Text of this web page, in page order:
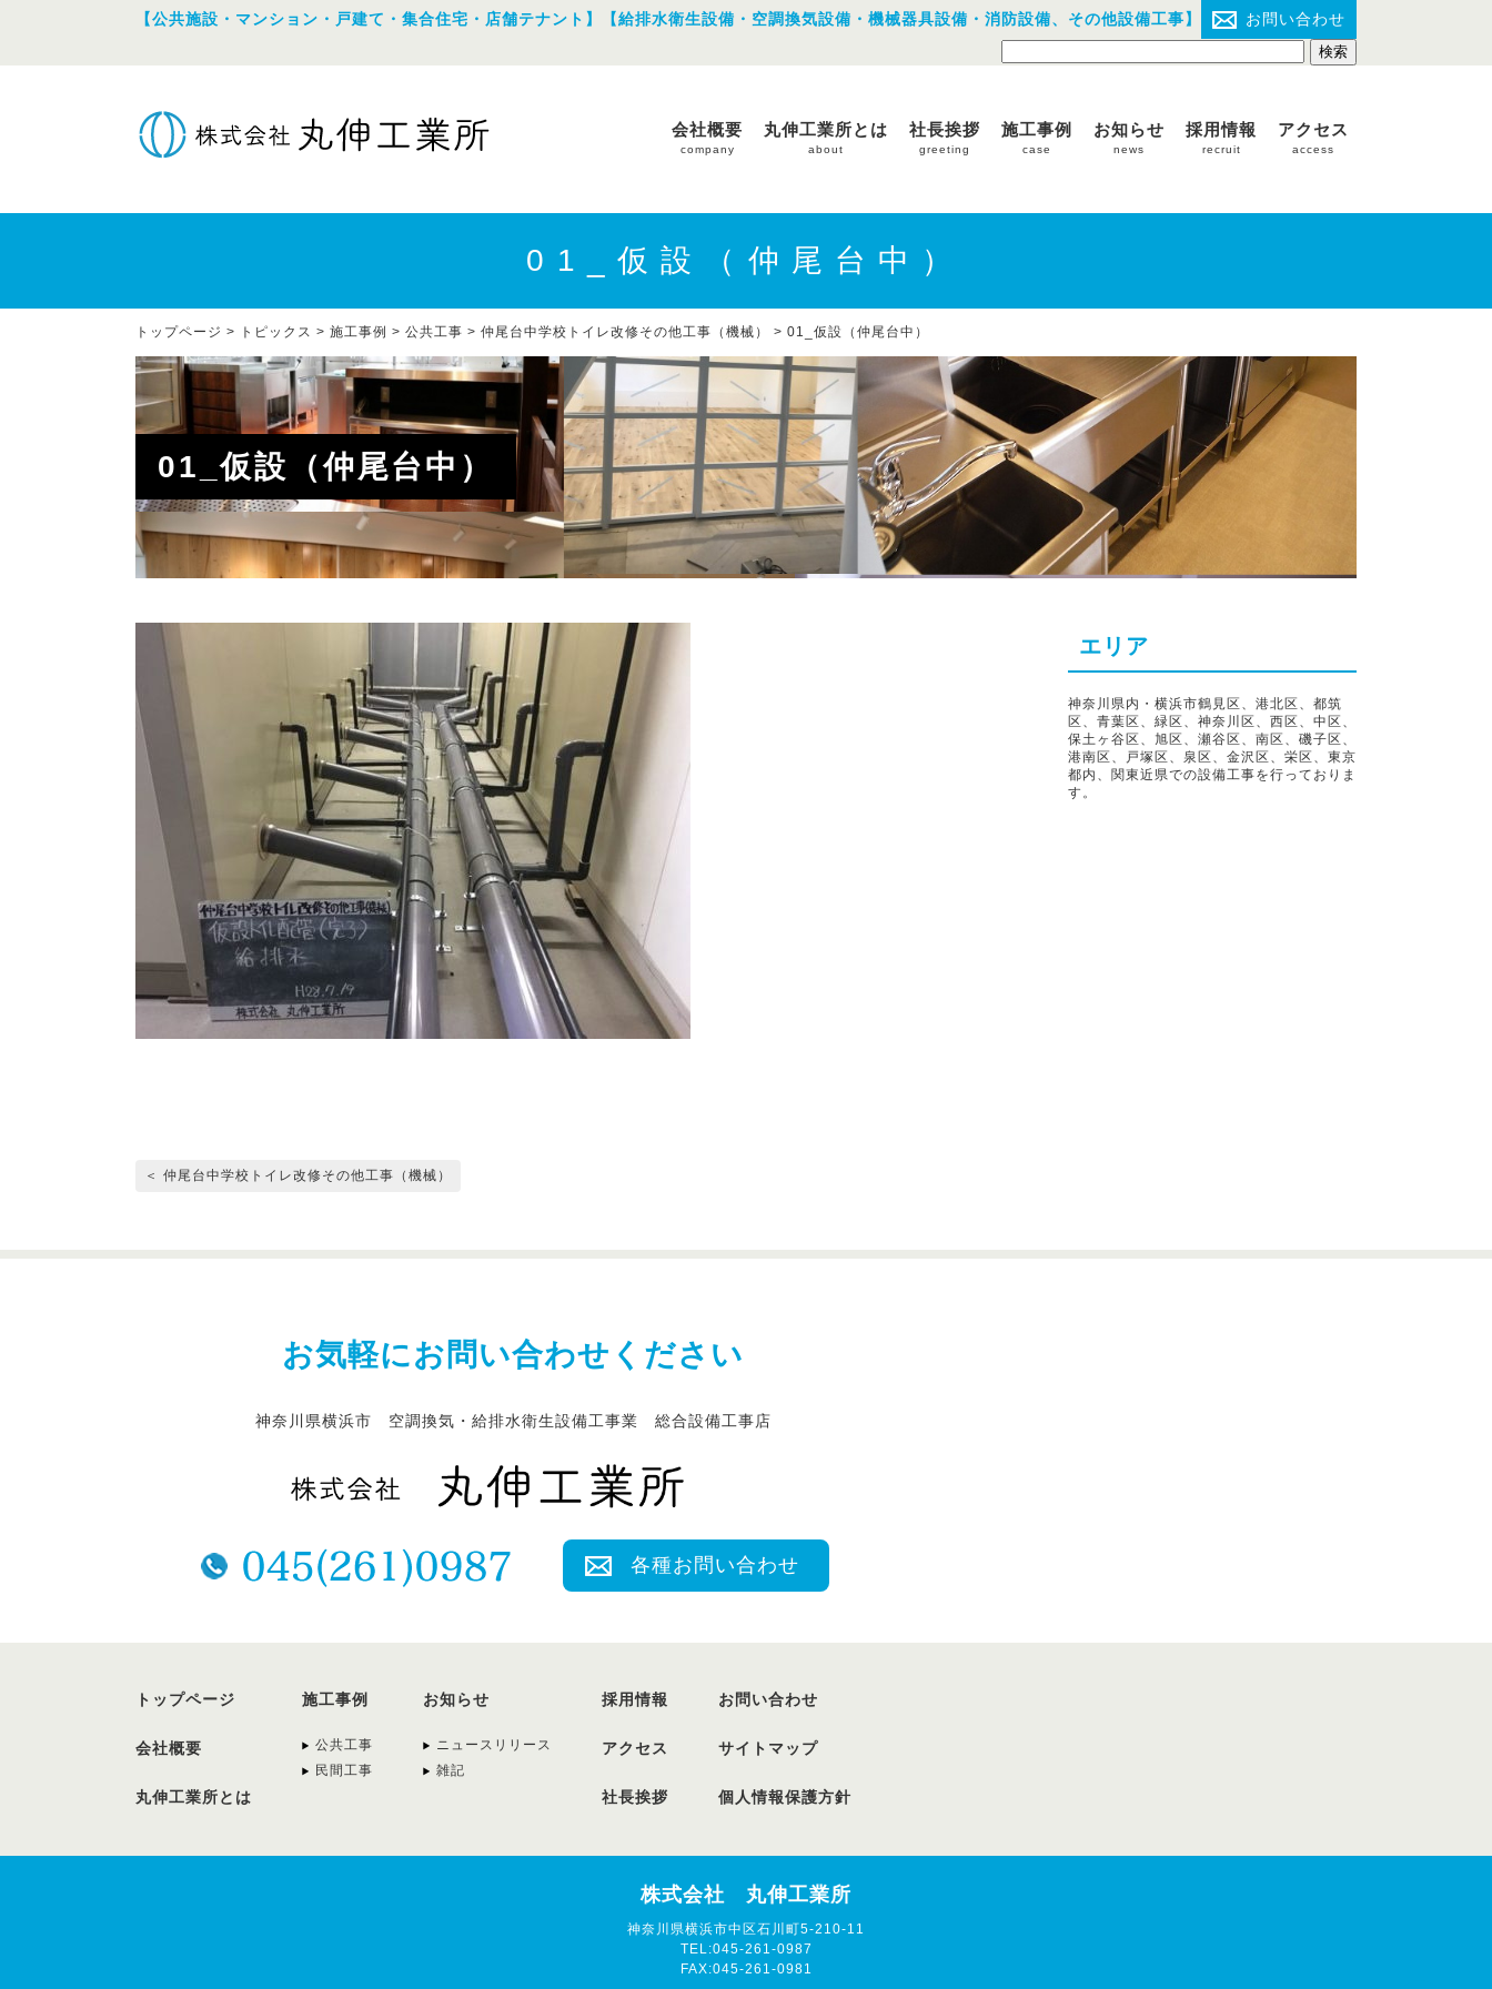
【公共施設・マンション・戸建て・集合住宅・店舗テナント】【給排水衛生設備・空調換気設備・機械器具設備・消防設備、その他設備工事】 お問い合わせ
会社概要
company
丸伸工業所とは
about
社長挨拶
greeting
施工事例
case
お知らせ
news
採用情報
recruit
アクセス
access
01_仮設（仲尾台中）
トップページ > トピックス > 施工事例 > 公共工事 > 仲尾台中学校トイレ改修その他工事（機械） > 01_仮設（仲尾台中）
01_仮設（仲尾台中）
＜ 仲尾台中学校トイレ改修その他工事（機械）
エリア
神奈川県内・横浜市鶴見区、港北区、都筑
区、青葉区、緑区、神奈川区、西区、中区、
保土ヶ谷区、旭区、瀬谷区、南区、磯子区、
港南区、戸塚区、泉区、金沢区、栄区、東京
都内、関東近県での設備工事を行っておりま
す。
お気軽にお問い合わせください
神奈川県横浜市 空調換気・給排水衛生設備工事業 総合設備工事店
各種お問い合わせ
トップページ
会社概要
丸伸工業所とは
施工事例
公共工事
民間工事
お知らせ
ニュースリリース
雑記
採用情報
アクセス
社長挨拶
お問い合わせ
サイトマップ
個人情報保護方針
株式会社 丸伸工業所
神奈川県横浜市中区石川町5-210-11
TEL:045-261-0987
FAX:045-261-0981